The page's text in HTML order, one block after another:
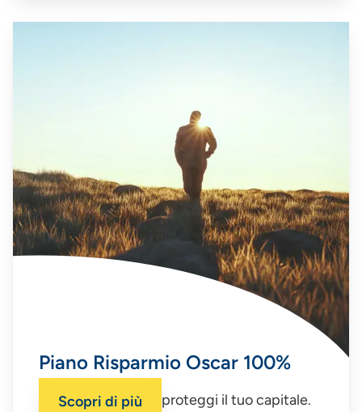
Piano Risparmio Oscar 100%
Punta alla crescita, proteggi il tuo capitale.
Scopri di più